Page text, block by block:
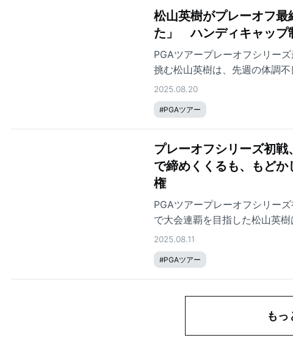
松山英樹がプレーオフ
た」 ハンディキャップ
PGAツアープレーオフシリー
挑む松山英樹は、先週の体調
オフ初戦のフェデックスセン
どまり、最終戦への切符を手
2025.08.20
#PGAツアー
プレーオフシリーズ初
で締めくくるも、もど
権
PGAツアープレーオフシリー
で大会連覇を目指した松山英
ーの17位でフィニッシュした
後には、プレーオフ第2戦とな
2025.08.11
#PGAツアー
もっ